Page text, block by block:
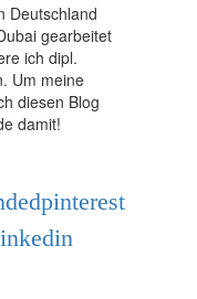
Deutschland
gearbeitet
ich dipl.
Um meine
diesen Blog
damit!